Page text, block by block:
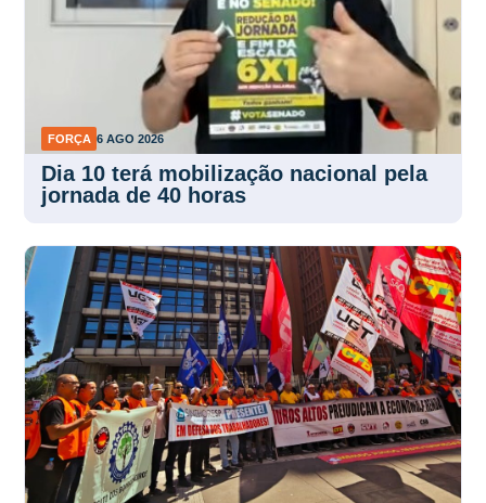
FORÇA 6 AGO 2026
Dia 10 terá mobilização nacional pela
jornada de 40 horas